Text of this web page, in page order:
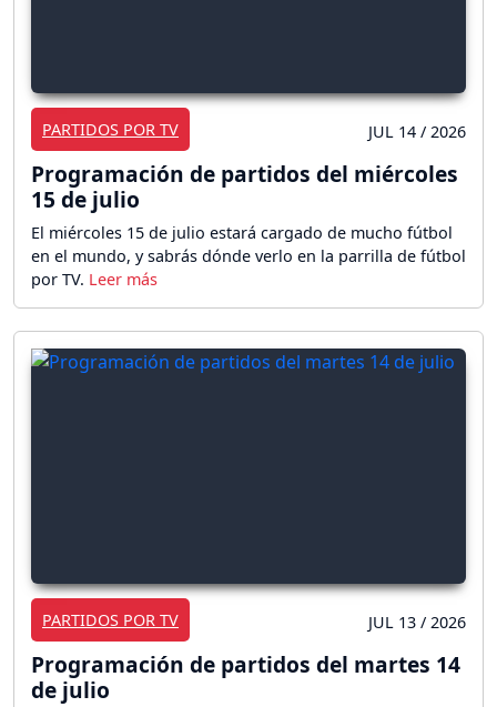
PARTIDOS POR TV JUL 14 / 2026
Programación de partidos del miércoles
15 de julio
El miércoles 15 de julio estará cargado de mucho fútbol
en el mundo, y sabrás dónde verlo en la parrilla de fútbol
por TV.
PARTIDOS POR TV JUL 13 / 2026
Programación de partidos del martes 14
de julio